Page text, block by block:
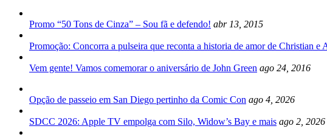
Promo “50 Tons de Cinza” – Sou fã e defendo! abr 13, 2015
Promoção: Concorra a pulseira que reconta a historia de amor de Christian e
Vem gente! Vamos comemorar o aniversário de John Green ago 24, 2016
Opção de passeio em San Diego pertinho da Comic Con ago 4, 2026
SDCC 2026: Apple TV empolga com Silo, Widow’s Bay e mais ago 2, 2026